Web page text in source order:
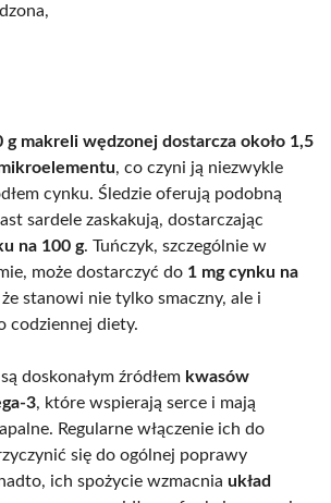
g makreli wędzonej dostarcza około 1,5
, co czyni ją niezwykle
cynku. Śledzie oferują podobną
sardele zaskakują, dostarczając
na 100 g. Tuńczyk, szczególnie w
może dostarczyć do 1 mg cynku na
stanowi nie tylko smaczny, ale i
codziennej diety.
doskonałym źródłem kwasów
3, które wspierają serce i mają
Regularne włączenie ich do
się do ogólnej poprawy
ich spożycie wzmacnia układ